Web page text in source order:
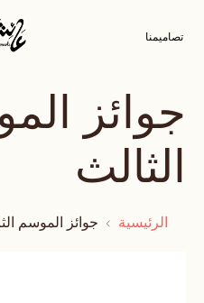
تصاميمنا
جوائز
الثالث
الرئيسية جوائز الموسم